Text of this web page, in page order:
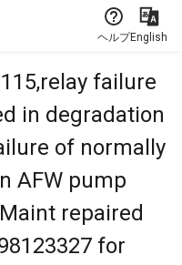
ヘルプEnglish
failure
in degradation
of normally
AFW pump
repaired
for